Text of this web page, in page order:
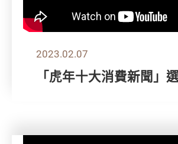
2023.02.07
「虎年十大消費新聞」